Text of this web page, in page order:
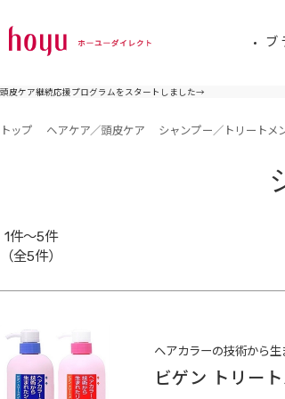
ブ
頭皮ケア継続応援プログラムをスタートしました→
トップ ヘアケア／頭皮ケア シャンプー／トリートメ
1件～5件
（全5件）
ヘアカラーの技術から
ビゲン トリー